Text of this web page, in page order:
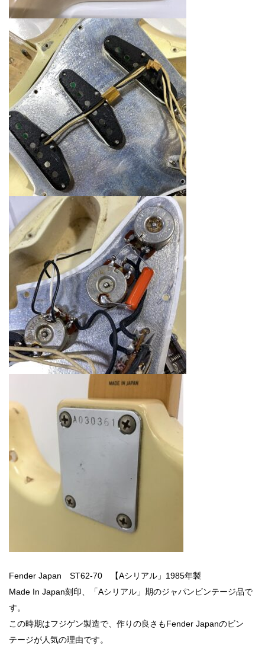
Fender Japan ST62-70 【Aシリアル」1985年製
Made In Japan刻印、「Aシリアル」期のジャパンビンテージ品で
す。
この時期はフジゲン製造で、作りの良さもFender Japanのビン
テージが人気の理由です。